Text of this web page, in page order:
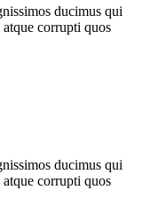
ducimus qui
corrupti quos
ducimus qui
corrupti quos